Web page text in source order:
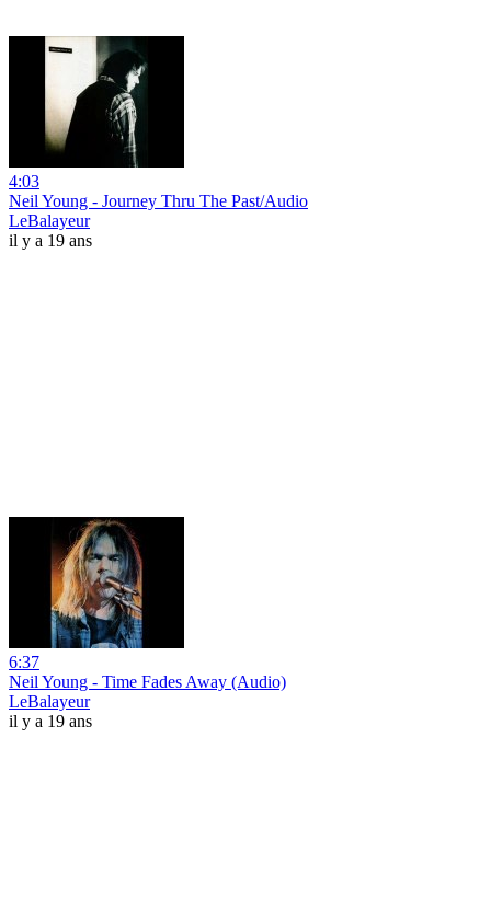
4:03
Neil Young - Journey Thru The Past/Audio
LeBalayeur
il y a 19 ans
6:37
Neil Young - Time Fades Away (Audio)
LeBalayeur
il y a 19 ans